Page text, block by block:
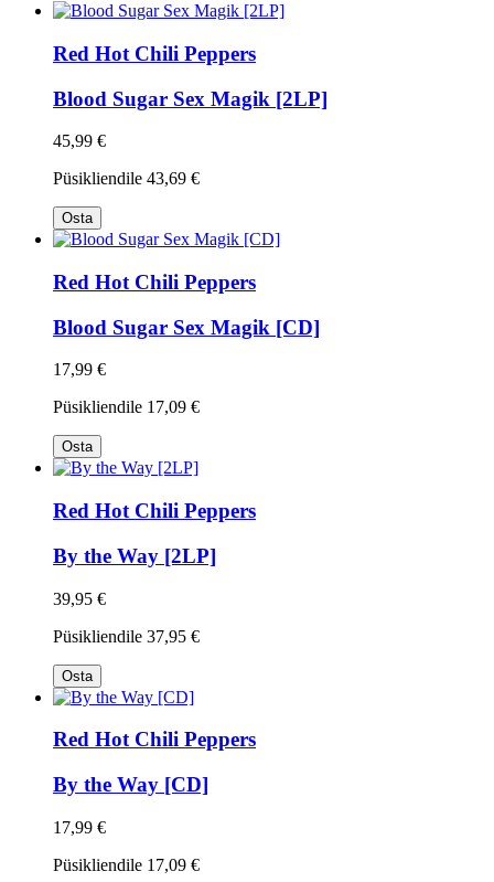
Red Hot Chili Peppers
Blood Sugar Sex Magik [2LP]
45,99 €
Püsikliendile 43,69 €
Osta
Red Hot Chili Peppers
Blood Sugar Sex Magik [CD]
17,99 €
Püsikliendile 17,09 €
Osta
Red Hot Chili Peppers
By the Way [2LP]
39,95 €
Püsikliendile 37,95 €
Osta
Red Hot Chili Peppers
By the Way [CD]
17,99 €
Püsikliendile 17,09 €